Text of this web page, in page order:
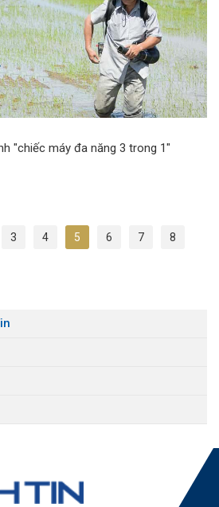
"chiếc máy đa năng 3 trong 1"
3 4 5 6 7
8